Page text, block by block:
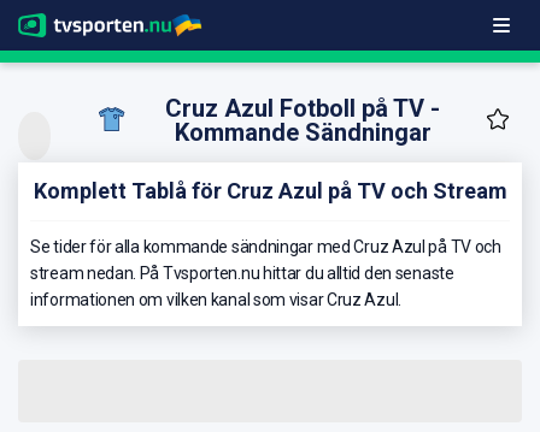
Cruz Azul Fotboll på TV -
Kommande Sändningar
Komplett Tablå för Cruz Azul på TV och Stream
Se tider för alla kommande sändningar med Cruz Azul på TV och
stream nedan. På Tvsporten.nu hittar du alltid den senaste
informationen om vilken kanal som visar Cruz Azul.